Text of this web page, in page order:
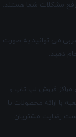
مشکلات شما هستند.
می توانید به صورت
دهید.
ترین مراکز فروش لپ تاپ و
با ارائه محصولات با
رضایت مشتریان